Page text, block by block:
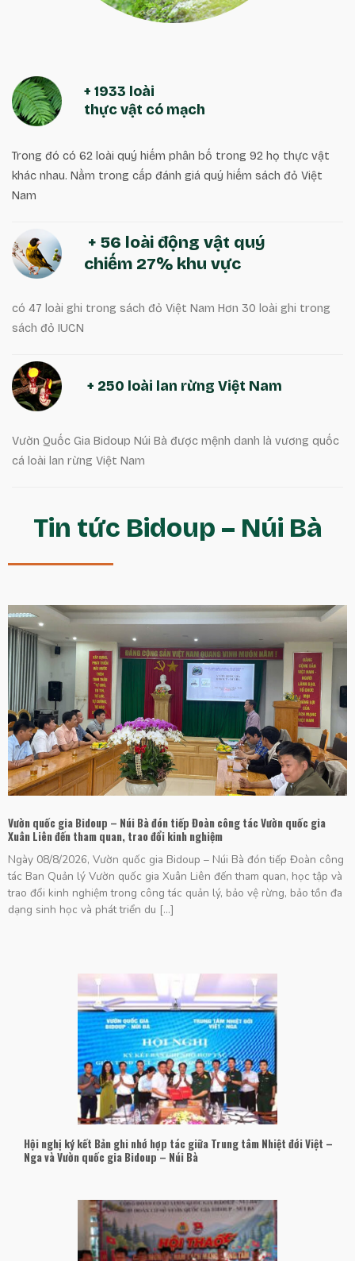
+ 1933 loài
thực vật có mạch
Trong đó có 62 loài quý hiếm phân bố trong 92 họ thực vật
khác nhau. Nằm trong cấp đánh giá quý hiếm sách đỏ Việt
Nam
+ 56 loài động vật quý
chiếm 27% khu vực
có 47 loài ghi trong sách đỏ Việt Nam Hơn 30 loài ghi trong
sách đỏ IUCN
+ 250 loài lan rừng Việt Nam
Vườn Quốc Gia Bidoup Núi Bà được mệnh danh là vương quốc
cá loài lan rừng Việt Nam
Tin tức Bidoup – Núi Bà
Vườn quốc gia Bidoup – Núi Bà đón tiếp Đoàn công tác Vườn quốc gia
Xuân Liên đến tham quan, trao đổi kinh nghiệm
Ngày 08/8/2026, Vườn quốc gia Bidoup – Núi Bà đón tiếp Đoàn công
tác Ban Quản lý Vườn quốc gia Xuân Liên đến tham quan, học tập và
trao đổi kinh nghiệm trong công tác quản lý, bảo vệ rừng, bảo tồn đa
dạng sinh học và phát triển du [...]
Hội nghị ký kết Bản ghi nhớ hợp tác giữa Trung tâm Nhiệt đới Việt –
Nga và Vườn quốc gia Bidoup – Núi Bà